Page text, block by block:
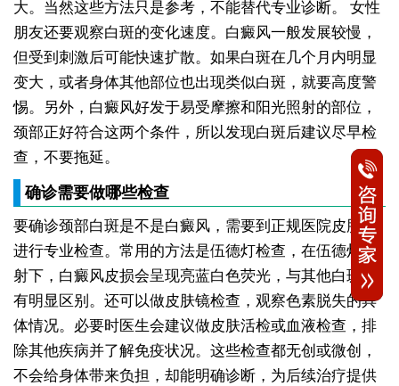
大。当然这些方法只是参考，不能替代专业诊断。
女性
朋友还要观察白斑的变化速度。白癜风一般发展较慢，
但受到刺激后可能快速扩散。如果白斑在几个月内明显
变大，或者身体其他部位也出现类似白斑，就要高度警
惕。另外，白癜风好发于易受摩擦和阳光照射的部位，
颈部正好符合这两个条件，所以发现白斑后建议尽早检
查，不要拖延。
确诊需要做哪些检查
要确诊颈部白斑是不是白癜风，需要到正规医院皮肤科
进行专业检查。常用的方法是伍德灯检查，在伍德灯照
射下，白癜风皮损会呈现亮蓝白色荧光，与其他白斑病
有明显区别。还可以做皮肤镜检查，观察色素脱失的具
体情况。必要时医生会建议做皮肤活检或血液检查，排
除其他疾病并了解免疫状况。这些检查都无创或微创，
不会给身体带来负担，却能明确诊断，为后续治疗提供